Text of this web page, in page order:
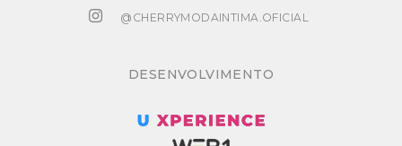
@CHERRYMODAINTIMA.OFICIAL
DESENVOLVIMENTO